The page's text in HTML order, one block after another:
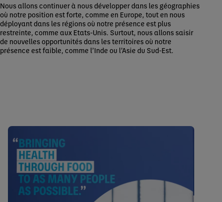
Nous allons continuer à nous développer dans les géographies
où notre position est forte, comme en Europe, tout en nous
déployant dans les régions où notre présence est plus
restreinte, comme aux Etats-Unis. Surtout, nous allons saisir
de nouvelles opportunités dans les territoires où notre
présence est faible, comme l’Inde ou l’Asie du Sud-Est.